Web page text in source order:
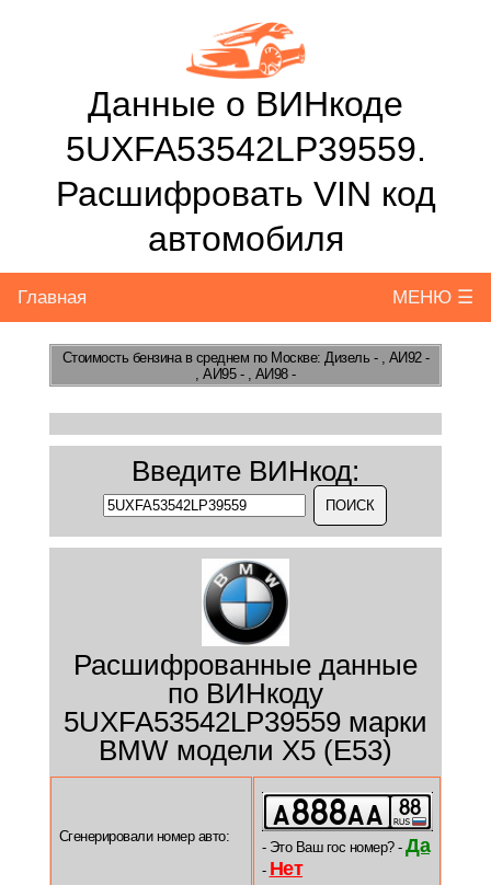
Данные о ВИНкоде
5UXFA53542LP39559.
Расшифровать VIN код
автомобиля
Главная МЕНЮ ☰
Стоимость бензинав среднем по Москве: Дизель - , АИ92 -
, АИ95 - , АИ98 -
Введите ВИНкод:
Расшифрованные данные
по ВИНкоду
5UXFA53542LP39559 марки
BMW модели X5 (E53)
Сгенерировали номер авто:
- Это Ваш гос номер? - Да
- Нет